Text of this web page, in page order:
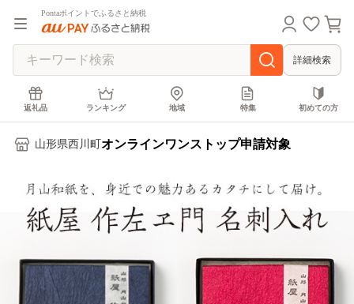
Pontaポイントでふるさと納税
詳細検索
返礼品 ランキング 地域 特集 初めての方
山形県西川町 オンラインワンストップ申請対象